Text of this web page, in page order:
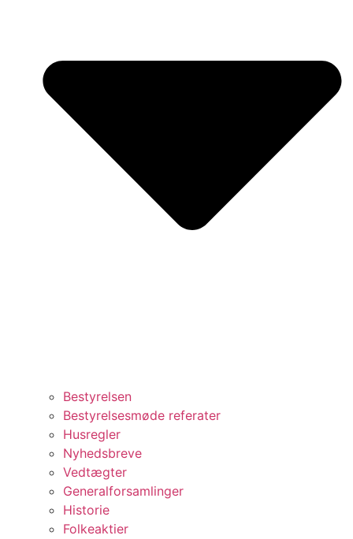
Bestyrelsen
Bestyrelsesmøde referater
Husregler
Nyhedsbreve
Vedtægter
Generalforsamlinger
Historie
Folkeaktier